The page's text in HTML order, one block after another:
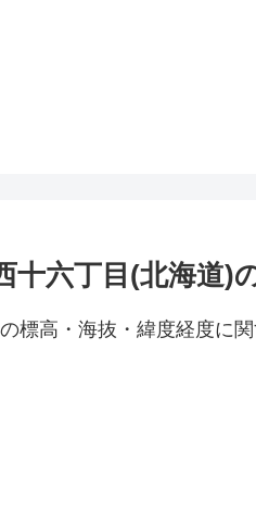
十六丁目(北海道)
標高・海抜・緯度経度に関